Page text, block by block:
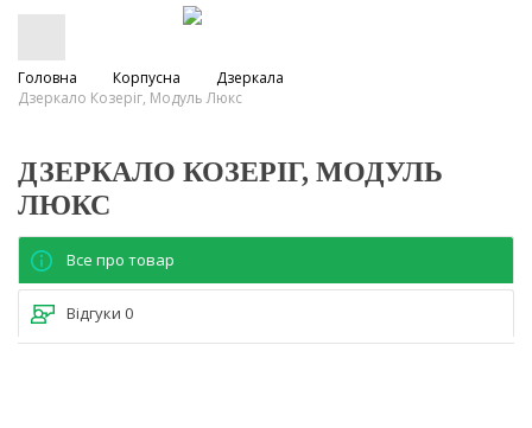
Головна Корпусна
Дзеркала
Дзеркало Козеріг, Модуль Люкс
ДЗЕРКАЛО КОЗЕРІГ, МОДУЛЬ
ЛЮКС
Все про товар
Відгуки 0